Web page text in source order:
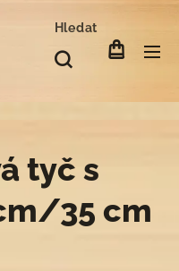
Hledat
tyč s
35 cm